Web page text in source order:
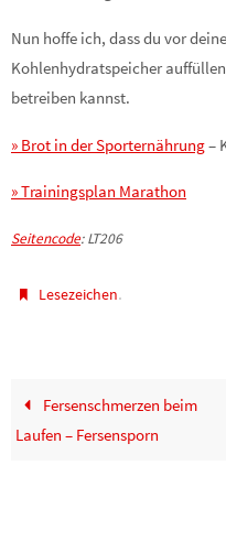
Nun hoffe ich, dass du vor
Kohlenhydratspeicher
betreiben kannst.
» Brot in der Sporternährung–
» Trainingsplan Marathon
Seitencode: LT206
Lesezeichen.
Fersenschmerzen beim
Laufen – Fersensporn